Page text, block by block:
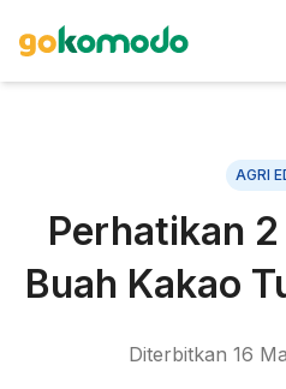
AGRI
Perhatikan
Buah Kakao
Diterbitkan 16